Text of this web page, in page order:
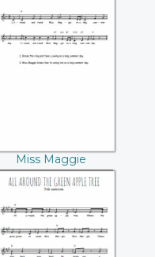
Miss Maggie
Miss Maggie
All around the
green apple tree